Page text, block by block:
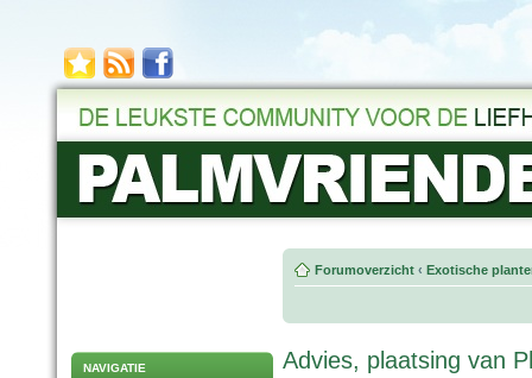
NAVIGATIE
Forumoverzicht ‹ Exotische
Advies, plaatsing van